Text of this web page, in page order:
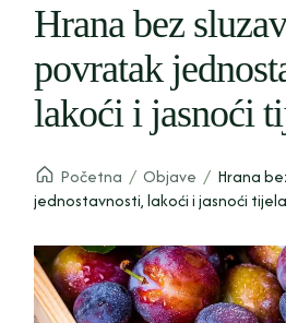
Hrana bez
povratak
lakoći i jasnoći
Početna / Objave / Hrana
jednostavnosti, lakoći i jasnoći tijela